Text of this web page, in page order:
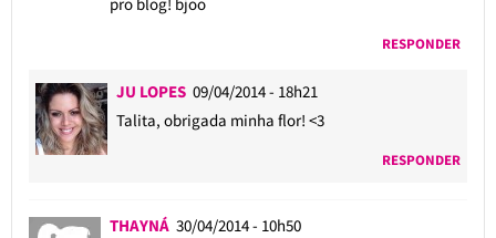
RESPONDER
JU LOPES 09/04/2014 - 18h21
Talita, obrigada minha flor! <3
RESPONDER
THAYNÁ 30/04/2014 - 10h50